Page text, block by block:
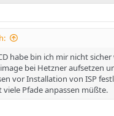
habe bin ich mir nicht
bei Hetzner aufsetzen
vor Installation von ISP
Pfade anpassen müßte.